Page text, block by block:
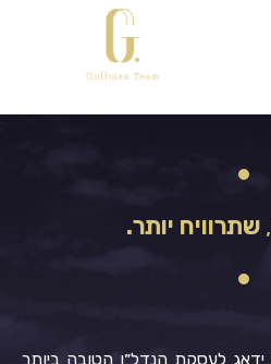
שתרוויח יותר.
ידאג לעסקת הנדל״ן הטובה ביותר